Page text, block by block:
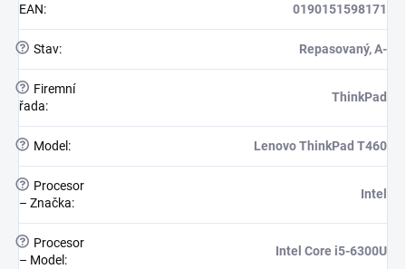
EAN: 0190151598171
? Stav: Repasovaný, A-
?
Firemní
řada:
ThinkPad
? Model : Lenovo ThinkPad T460
?
Procesor
– Značka:
Intel
?
Procesor
– Model :
Intel Core i5-6300U